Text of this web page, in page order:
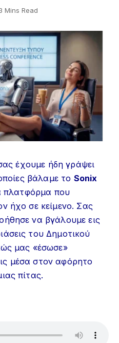
Mins Read
έχουμε ήδη γράψει
βάλαμε το Sonix
πλατφόρμα που
ήχο σε κείμενο. Σας
να βγάλουμε εις
του Δημοτικού
μας «έσωσε»
μέσα στον αφόρητο
πίτας.